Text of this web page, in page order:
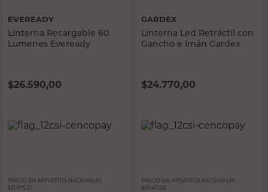
EVEREADY
Linterna Recargable 60
Lumenes Eveready
$26.590,00
PRECIO SIN IMPUESTOS NACIONALES:
$21.975,21
GARDEX
Linterna Led Retráctil con
Gancho e Imán Gardex
$24.770,00
PRECIO SIN IMPUESTOS NACIONALES:
$20.471,08